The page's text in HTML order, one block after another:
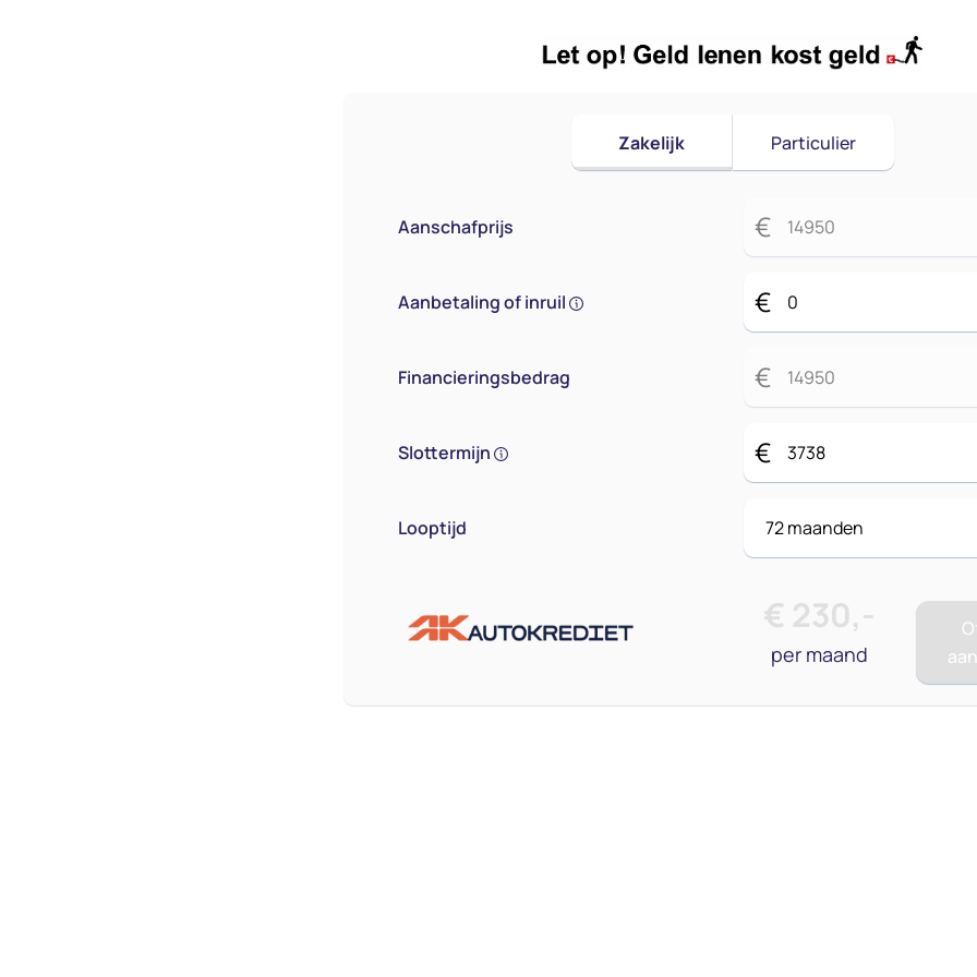
Zakelijk Particulier
Aanschafprijs €
Aanbetaling of inruil €
Financieringsbedrag €
Slottermijn €
Looptijd
€ 230,-
per maand